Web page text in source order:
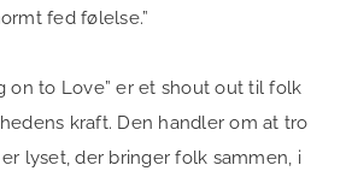
fed følelse.”
on to Love” er et shout out til folk
kraft. Den handler om at tro
lyset, der bringer folk sammen, i